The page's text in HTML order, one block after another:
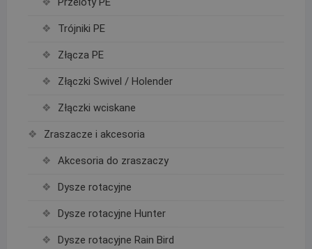
Trójniki PE
Złącza PE
Złączki Swivel / Holender
Złączki wciskane
Zraszacze i akcesoria
Akcesoria do zraszaczy
Dysze rotacyjne
Dysze rotacyjne Hunter
Dysze rotacyjne Rain Bird